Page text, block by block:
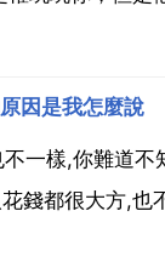
因是我怎麼說
一樣,你難道不
錢都很大方,也